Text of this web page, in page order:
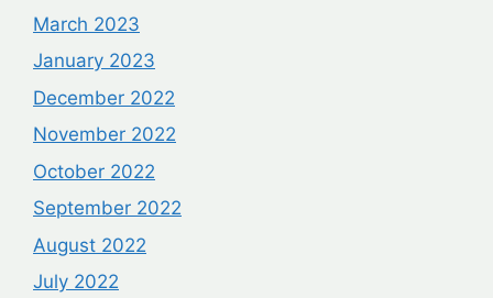
March 2023
January 2023
December 2022
November 2022
October 2022
September 2022
August 2022
July 2022